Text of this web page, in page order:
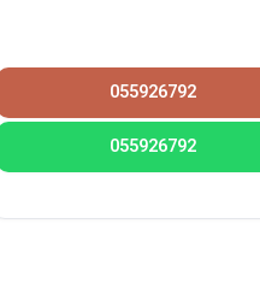
055926792
055926792